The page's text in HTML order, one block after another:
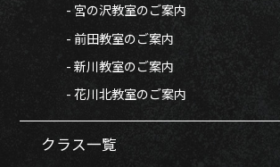
- 宮の沢教室のご案内
- 前田教室のご案内
- 新川教室のご案内
- 花川北教室のご案内
クラス一覧